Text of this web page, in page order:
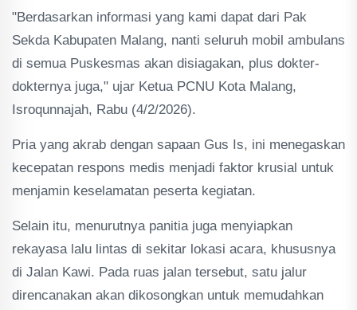
"Berdasarkan informasi yang kami dapat dari Pak
Sekda Kabupaten Malang, nanti seluruh mobil ambulans
di semua Puskesmas akan disiagakan, plus dokter-
dokternya juga," ujar Ketua PCNU Kota Malang,
Isroqunnajah, Rabu (4/2/2026).
Pria yang akrab dengan sapaan Gus Is, ini menegaskan
kecepatan respons medis menjadi faktor krusial untuk
menjamin keselamatan peserta kegiatan.
Selain itu, menurutnya panitia juga menyiapkan
rekayasa lalu lintas di sekitar lokasi acara, khususnya
di Jalan Kawi. Pada ruas jalan tersebut, satu jalur
direncanakan akan dikosongkan untuk memudahkan